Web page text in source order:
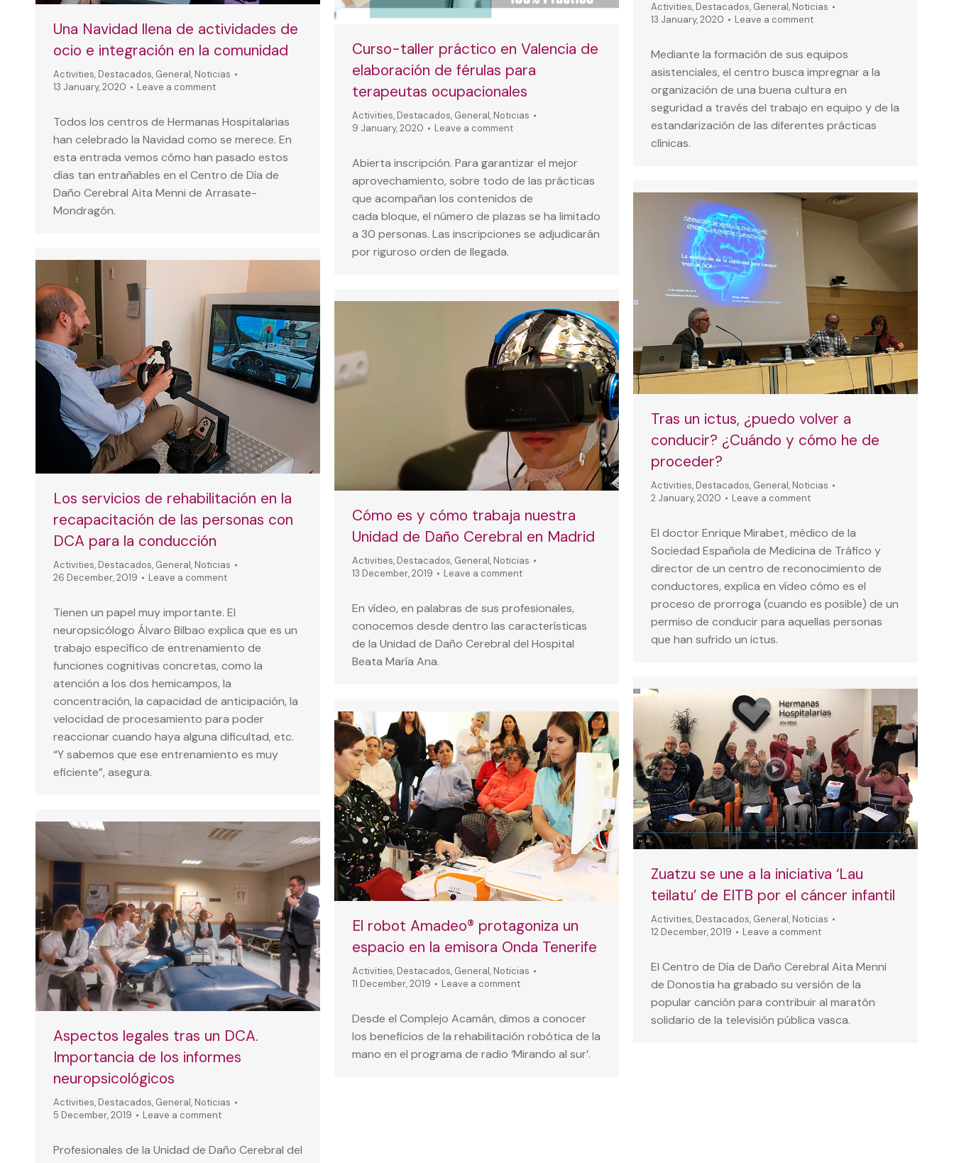
Activities, Destacados, General, Noticias
13 January, 2020
Leave a comment
Mediante la formación de sus equipos
asistenciales, el centro busca impregnar a la
organización de una buena cultura en
seguridad a través del trabajo en equipo y de la
estandarización de las diferentes prácticas
clínicas.
Una Navidad llena de actividades de
ocio e integración en la comunidad
Activities, Destacados, General, Noticias
13 January, 2020
Leave a comment
Todos los centros de Hermanas Hospitalarias
han celebrado la Navidad como se merece. En
esta entrada vemos cómo han pasado estos
días tan entrañables en el Centro de Día de
Daño Cerebral Aita Menni de Arrasate-
Mondragón.
Curso-taller práctico en Valencia de
elaboración de férulas para
terapeutas ocupacionales
Activities, Destacados, General, Noticias
9 January, 2020
Leave a comment
Abierta inscripción. Para garantizar el mejor
aprovechamiento, sobre todo de las prácticas
que acompañan los contenidos de
cada bloque, el número de plazas se ha limitado
a 30 personas. Las inscripciones se adjudicarán
por riguroso orden de llegada.
Tras un ictus, ¿puedo volver a
conducir? ¿Cuándo y cómo he de
proceder?
Activities, Destacados, General, Noticias
2 January, 2020
Leave a comment
El doctor Enrique Mirabet, médico de la
Sociedad Española de Medicina de Tráfico y
director de un centro de reconocimiento de
conductores, explica en vídeo cómo es el
proceso de prorroga (cuando es posible) de un
permiso de conducir para aquellas personas
que han sufrido un ictus.
Los servicios de rehabilitación en la
recapacitación de las personas con
DCA para la conducción
Activities, Destacados, General, Noticias
26 December, 2019
Leave a comment
Tienen un papel muy importante. El
neuropsicólogo Álvaro Bilbao explica que es un
trabajo específico de entrenamiento de
funciones cognitivas concretas, como la
atención a los dos hemicampos, la
concentración, la capacidad de anticipación, la
velocidad de procesamiento para poder
reaccionar cuando haya alguna dificultad, etc.
“Y sabemos que ese entrenamiento es muy
eficiente”, asegura.
Cómo es y cómo trabaja nuestra
Unidad de Daño Cerebral en Madrid
Activities, Destacados, General, Noticias
13 December, 2019
Leave a comment
En vídeo, en palabras de sus profesionales,
conocemos desde dentro las características
de la Unidad de Daño Cerebral del Hospital
Beata María Ana.
Zuatzu se une a la iniciativa ‘Lau
teilatu’ de EITB por el cáncer infantil
Activities, Destacados, General, Noticias
12 December, 2019
Leave a comment
El Centro de Día de Daño Cerebral Aita Menni
de Donostia ha grabado su versión de la
popular canción para contribuir al maratón
solidario de la televisión pública vasca.
El robot Amadeo® protagoniza un
espacio en la emisora Onda Tenerife
Activities, Destacados, General, Noticias
11 December, 2019
Leave a comment
Desde el Complejo Acamán, dimos a conocer
los beneficios de la rehabilitación robótica de la
mano en el programa de radio ‘Mirando al sur’.
Aspectos legales tras un DCA.
Importancia de los informes
neuropsicológicos
Activities, Destacados, General, Noticias
5 December, 2019
Leave a comment
Profesionales de la Unidad de Daño Cerebral del